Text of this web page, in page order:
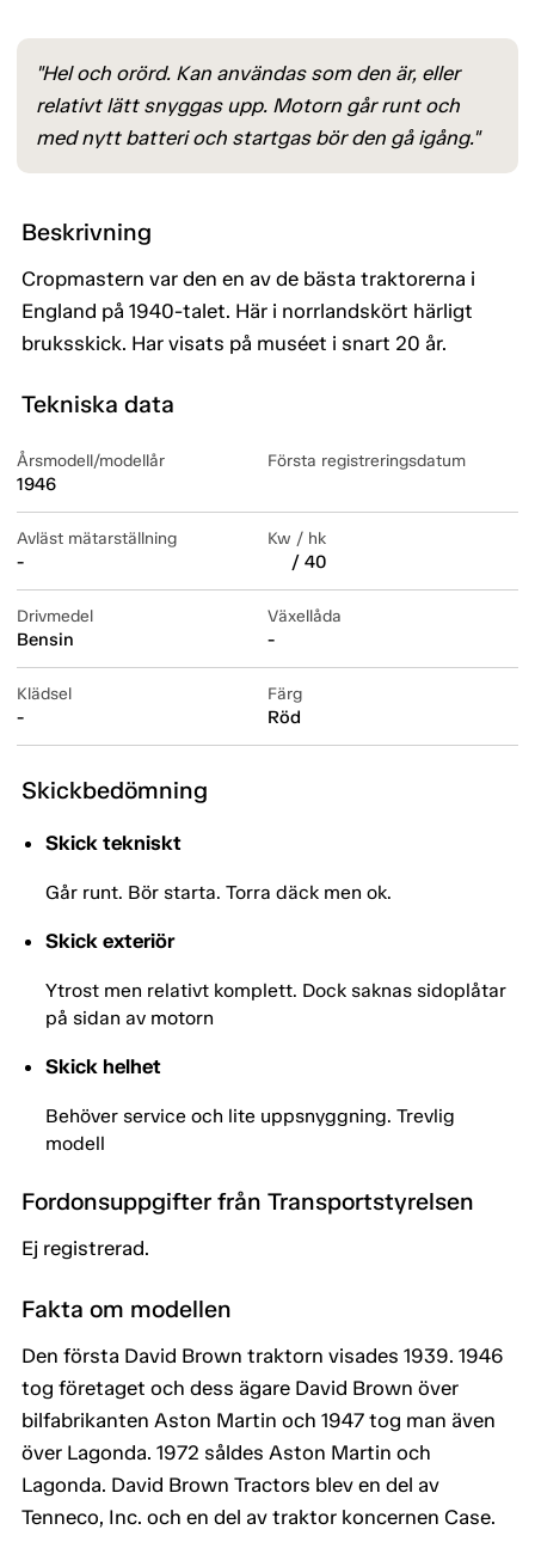
"Hel och orörd. Kan användas som den är, eller
relativt lätt snyggas upp. Motorn går runt och
med nytt batteri och startgas bör den gå igång."
Beskrivning
Cropmastern var den en av de bästa traktorerna i
England på 1940-talet. Här i norrlandskört härligt
bruksskick. Har visats på muséet i snart 20 år.
Tekniska data
Årsmodell/modellår
1946
Första registreringsdatum
Avläst mätarställning
-
Kw / hk
/ 40
Drivmedel
Bensin
Växellåda
-
Klädsel
-
Färg
Röd
Skickbedömning
Skick tekniskt
Går runt. Bör starta. Torra däck men ok.
Skick exteriör
Ytrost men relativt komplett. Dock saknas sidoplåtar
på sidan av motorn
Skick helhet
Behöver service och lite uppsnyggning. Trevlig
modell
Fordonsuppgifter från Transportstyrelsen
Ej registrerad.
Fakta om modellen
Den första David Brown traktorn visades 1939. 1946
tog företaget och dess ägare David Brown över
bilfabrikanten Aston Martin och 1947 tog man även
över Lagonda. 1972 såldes Aston Martin och
Lagonda. David Brown Tractors blev en del av
Tenneco, Inc. och en del av traktor koncernen Case.